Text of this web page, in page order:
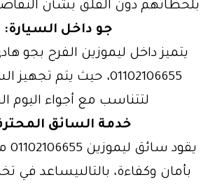
بلحظاتهم دون القلق بشأن
جو داخل السيارة:
يتميز داخل ليموزين الفرح بجو
01102106655، حيث يتم
لتتناسب مع أجواء اليوم
خدمة السائق
بأمان وكفاءة، بالتالىيساعد في